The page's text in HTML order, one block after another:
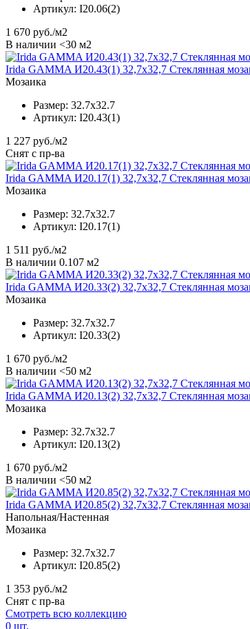
Артикул: I20.06(2)
1 670 руб./м2
В наличии <30 м2
Irida GAMMA И20.43(1) 32,7x32,7 Стеклянная
Мозаика
Размер: 32.7x32.7
Артикул: I20.43(1)
1 227 руб./м2
Снят с пр-ва
Irida GAMMA И20.17(1) 32,7x32,7 Стеклянная
Мозаика
Размер: 32.7x32.7
Артикул: I20.17(1)
1 511 руб./м2
В наличии 0.107 м2
Irida GAMMA И20.33(2) 32,7x32,7 Стеклянная
Мозаика
Размер: 32.7x32.7
Артикул: I20.33(2)
1 670 руб./м2
В наличии <50 м2
Irida GAMMA И20.13(2) 32,7x32,7 Стеклянная
Мозаика
Размер: 32.7x32.7
Артикул: I20.13(2)
1 670 руб./м2
В наличии <50 м2
Irida GAMMA И20.85(2) 32,7x32,7 Стеклянная
Напольная/Настенная
Мозаика
Размер: 32.7x32.7
Артикул: I20.85(2)
1 353 руб./м2
Снят с пр-ва
Смотреть всю коллекцию
0 шт.